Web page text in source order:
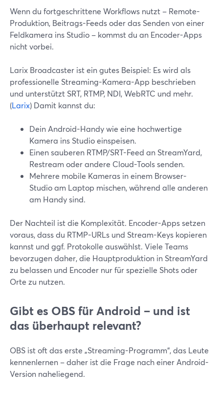
Wenn du fortgeschrittene Workflows nutzt – Remote-
Produktion, Beitrags-Feeds oder das Senden von einer
Feldkamera ins Studio – kommst du an Encoder-Apps
nicht vorbei.
Larix Broadcaster ist ein gutes Beispiel: Es wird als
professionelle Streaming-Kamera-App beschrieben
und unterstützt SRT, RTMP, NDI, WebRTC und mehr.
(Larix) Damit kannst du:
Dein Android-Handy wie eine hochwertige
Kamera ins Studio einspeisen.
Einen sauberen RTMP/SRT-Feed an StreamYard,
Restream oder andere Cloud-Tools senden.
Mehrere mobile Kameras in einem Browser-
Studio am Laptop mischen, während alle anderen
am Handy sind.
Der Nachteil ist die Komplexität. Encoder-Apps setzen
voraus, dass du RTMP-URLs und Stream-Keys kopieren
kannst und ggf. Protokolle auswählst. Viele Teams
bevorzugen daher, die Hauptproduktion in StreamYard
zu belassen und Encoder nur für spezielle Shots oder
Orte zu nutzen.
Gibt es OBS für Android – und ist
das überhaupt relevant?
OBS ist oft das erste „Streaming-Programm“, das Leute
kennenlernen – daher ist die Frage nach einer Android-
Version naheliegend.